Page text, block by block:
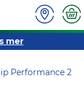
mer
Performance 2